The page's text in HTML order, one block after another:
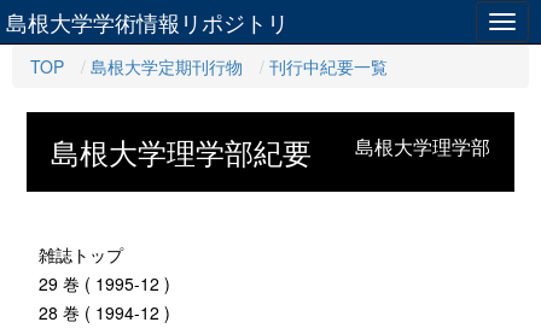
島根大学学術情報リポジトリ
TOP 島根大学定期刊行物 刊行中紀要一覧
島根大学理学部
島根大学理学部紀要
雑誌トップ
29 巻 ( 1995-12 )
28 巻 ( 1994-12 )